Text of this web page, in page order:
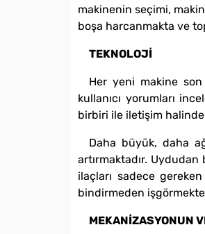
makinenin seçimi,
boşa harcanmakta ve
TEKNOLOJİ
Her yeni makine son
kullanıcı yorumları
birbiri ile iletişim halinde
Daha büyük, daha
artırmaktadır.
ilaçları sadece
bindirmeden
MEKANİZASYONUN